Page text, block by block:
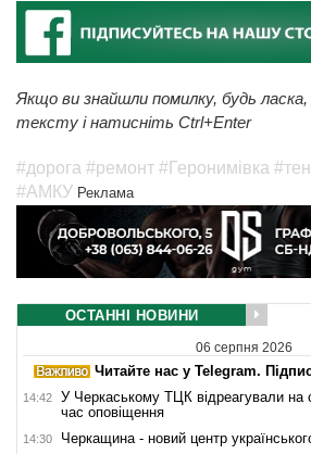
Якщо ви знайшли помилку, будь
тексту і натисніть Ctrl+Enter
#дорога #ремонт #Геронимівка
#АМКУ Реклама
ОСТАННІ НОВИНИ
06 серпня 2026
Читайте нас у Telegram.
14:42
У Черкаському ТЦК відреагували на
час оповіщення
14:30 Черкащина - новий центр